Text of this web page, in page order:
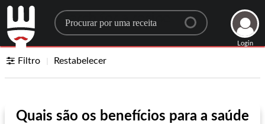
Search for a recipe
Login
Filtro Restabelecer
Quais são os benefícios para a saúde